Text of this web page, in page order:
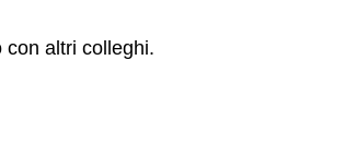
altri colleghi.